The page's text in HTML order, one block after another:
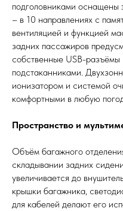
подголовниками оснащены
– в 10 направлениях с
вентиляцией и функцией
задних пассажиров
собственные USB-разъёмы
подстаканниками.
ионизатором и системой
комфортными в любую
Пространство и
Объём багажного
складывании задних
увеличивается до
крышки багажника,
для кабелей делают его